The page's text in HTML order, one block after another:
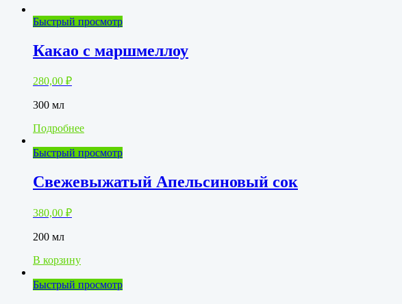
Быстрый просмотр
Какао с маршмеллоу
280,00 ₽
300 мл
Подробнее
Быстрый просмотр
Свежевыжатый Апельсиновый сок
380,00 ₽
200 мл
В корзину
Быстрый просмотр